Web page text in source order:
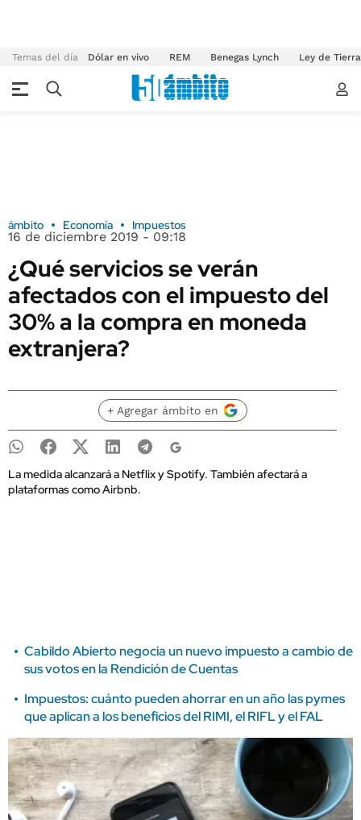
Temas del día Dólar en vivo REM Benegas Lynch Ley de
ámbito Economía Impuestos
16 de diciembre 2019 - 09:18
¿Qué servicios se verán
afectados con el impuesto del
30% a la compra en moneda
extranjera?
+ Agregar ámbito en
La medida alcanzará a Netflix y Spotify. También afectará a
plataformas como Airbnb.
Cabildo Abierto negocia un nuevo impuesto a cambio de
sus votos en la Rendición de Cuentas
Impuestos: cuánto pueden ahorrar en un año las pymes
que aplican a los beneficios del RIMI, el RIFL y el FAL